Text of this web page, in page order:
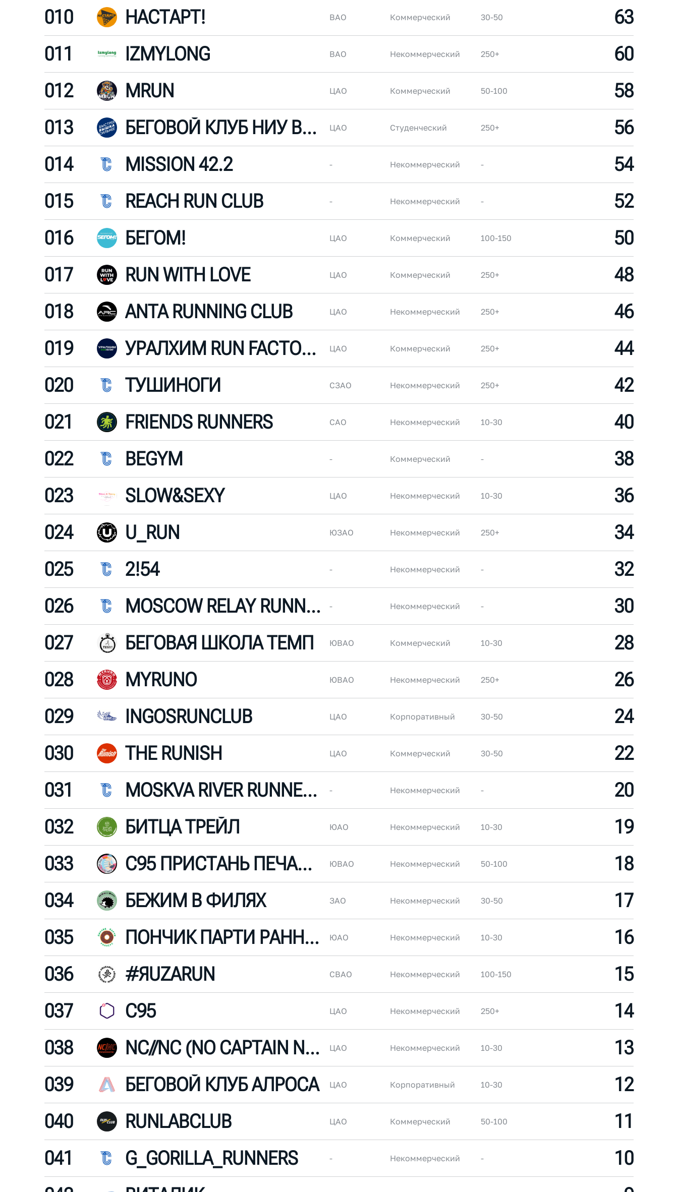
010
НАСТАРТ! ВАО Коммерческий 30-50
63
011
IZMYLONG ВАО Некоммерческий 250+
60
012
MRUN ЦАО Коммерческий 50-100
58
013
БЕГОВОЙ КЛУБ НИУ ВШЭ ЦАО Студенческий 250+
56
014
MISSION 42.2 - Некоммерческий -
54
015
REACH RUN CLUB - Некоммерческий -
52
016
БЕГОМ! ЦАО Коммерческий 100-150
50
017
RUN WITH LOVE ЦАО Коммерческий 250+
48
018
ANTA RUNNING CLUB ЦАО Некоммерческий 250+
46
019
УРАЛХИМ RUN FACTORY ЦАО Коммерческий 250+
44
020
ТУШИНОГИ СЗАО Некоммерческий 250+
42
021
FRIENDS RUNNERS САО Некоммерческий 10-30
40
022
BEGYM - Коммерческий -
38
023
SLOW&SEXY ЦАО Некоммерческий 10-30
36
024
U_RUN ЮЗАО Некоммерческий 250+
34
025
2!54 - Некоммерческий -
32
026
MOSCOW RELAY RUNNING CLUB - Некоммерческий -
30
027
БЕГОВАЯ ШКОЛА ТЕМП ЮВАО Коммерческий 10-30
28
028
MYRUNO ЮВАО Некоммерческий 250+
26
029
INGOSRUNCLUB ЦАО Корпоративный 30-50
24
030
THE RUNISH ЦАО Коммерческий 30-50
22
031
MOSKVA RIVER RUNNERS - Некоммерческий -
20
032
БИТЦА ТРЕЙЛ ЮАО Некоммерческий 10-30
19
033
С95 ПРИСТАНЬ ПЕЧАТНИКИ ЮВАО Некоммерческий 50-100
18
034
БЕЖИМ В ФИЛЯХ ЗАО Некоммерческий 30-50
17
035
ПОНЧИК ПАРТИ РАННЕРС ЮАО Некоммерческий 10-30
16
036
#ЯUZARUN СВАО Некоммерческий 100-150
15
037
C95 ЦАО Некоммерческий 250+
14
038
NC//NC (NO CAPTAIN NO CREW) ЦАО Некоммерческий 10-30
13
039
БЕГОВОЙ КЛУБ АЛРОСА ЦАО Корпоративный 10-30
12
040
RUNLABCLUB ЦАО Коммерческий 50-100
11
041
G_GORILLA_RUNNERS - Некоммерческий -
10